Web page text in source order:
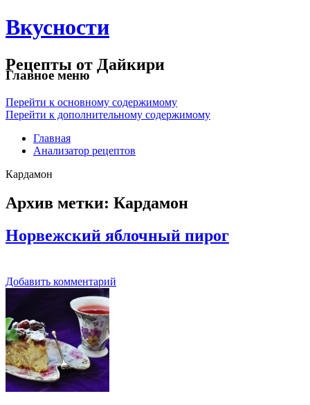
Вкусности
Рецепты от Дайкири
Главное меню
Перейти к основному содержимому
Перейти к дополнительному содержимому
Главная
Анализатор рецептов
Кардамон
Архив метки: Кардамон
Норвежский яблочный пирог
Добавить комментарий